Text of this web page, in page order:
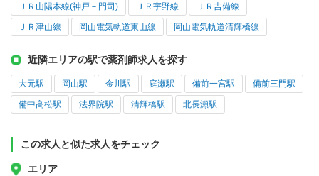
ＪＲ山陽本線(神戸－門司) ＪＲ宇野線 ＪＲ吉備線
ＪＲ津山線 岡山電気軌道東山線 岡山電気軌道清輝橋線
近隣エリアの駅で薬剤師求人を探す
大元駅 岡山駅 金川駅 庭瀬駅 備前一宮駅 備前三門駅
備中高松駅 法界院駅 清輝橋駅 北長瀬駅
この求人と似た求人をチェック
エリア